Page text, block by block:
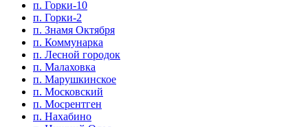
п. Горки-10
п. Горки-2
п. Знамя Октября
п. Коммунарка
п. Лесной городок
п. Малаховка
п. Марушкинское
п. Московский
п. Мосрентген
п. Нахабино